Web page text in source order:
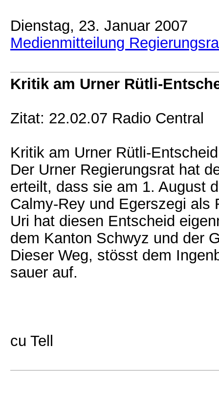
Dienstag, 23. Januar 2007
Medienmitteilung
Kritik am Urner Rütli-
Zitat: 22.02.07 Radio Central
Kritik am Urner Rütli-Entscheid
Der Urner Regierungsrat hat
erteilt, dass sie am 1. August
Calmy-Rey und Egerszegi als
Uri hat diesen Entscheid
dem Kanton Schwyz und der
Dieser Weg, stösst dem
sauer auf.
cu Tell